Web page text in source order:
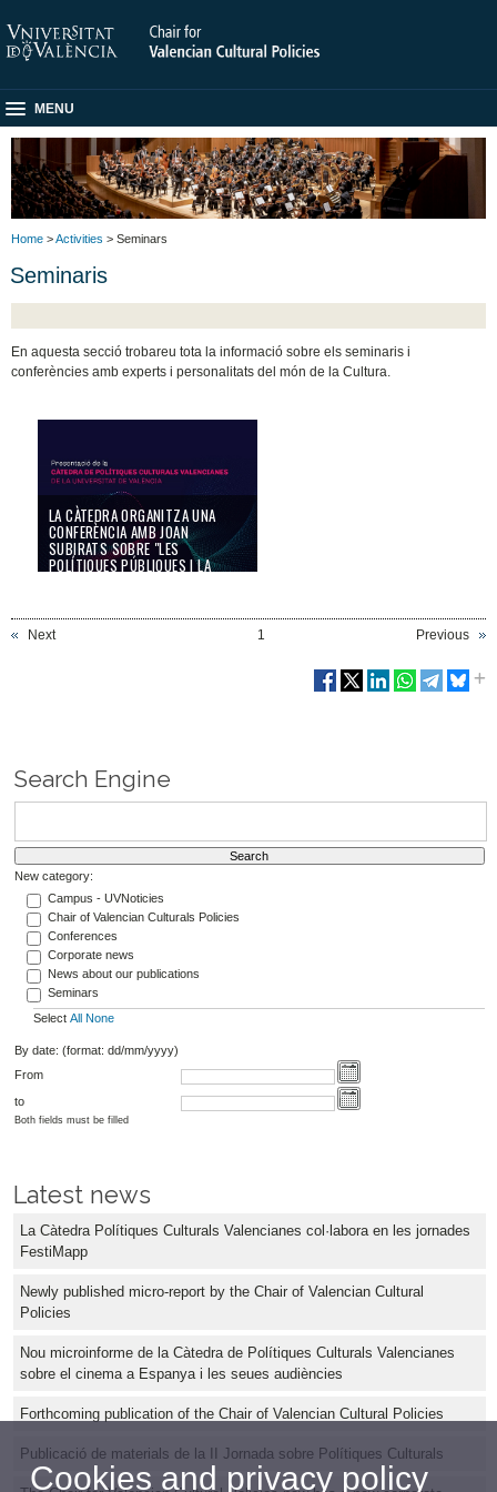
MENU
Home >Activities > Seminars
Seminaris
En aquesta secció trobareu tota la informació sobre els seminaris i
conferències amb experts i personalitats del món de la Cultura.
LA CÀTEDRA ORGANITZA UNA
CONFERÈNCIA AMB JOAN
SUBIRATS SOBRE "LES
POLÍTIQUES PÚBLIQUES I LA
Next Previous
1
Search Engine
New category:
Campus - UVNoticies
Chair of Valencian Culturals Policies
Conferences
Corporate news
News about our publications
Seminars
Select All None
By date: (format: dd/mm/yyyy)
From
to
Both fields must be filled
Latest news
La Càtedra Polítiques Culturals Valencianes col·labora en les jornades
FestiMapp
Newly published micro-report by the Chair of Valencian Cultural
Policies
Nou microinforme de la Càtedra de Polítiques Culturals Valencianes
sobre el cinema a Espanya i les seues audiències
Forthcoming publication of the Chair of Valencian Cultural Policies
Publicació de materials de la II Jornada sobre Polítiques Culturals
Cookies and privacy policy